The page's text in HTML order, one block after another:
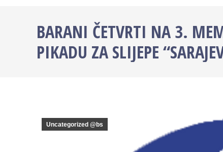
BARANI ČETVRTI NA 3.
PIKADU ZA SLIJEPE
Uncategorized @bs